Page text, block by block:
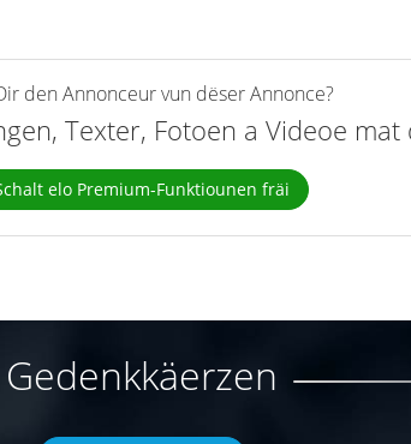
den Annonceur vun dëser Annonce?
Texter, Fotoen a Videoe
elo Premium-Funktiounen fräi
Gedenkkäerzen